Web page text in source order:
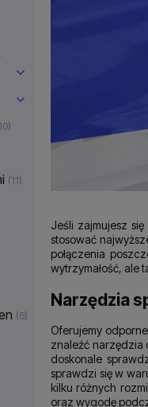
(11)
(6)
Jeśli zajmujesz
stosować
połączenia
wytrzymałość, ale
Narzędzia
Oferujemy
znaleźć narzędzia
doskonale
sprawdzi się w
kilku różnych
oraz wygodę